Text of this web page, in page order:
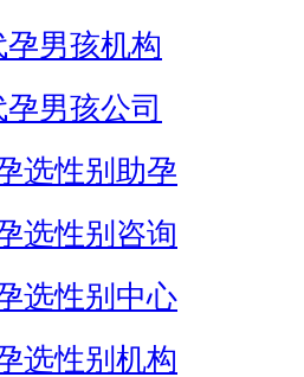
孕男孩机构
孕男孩公司
选性别助孕
选性别咨询
选性别中心
选性别机构